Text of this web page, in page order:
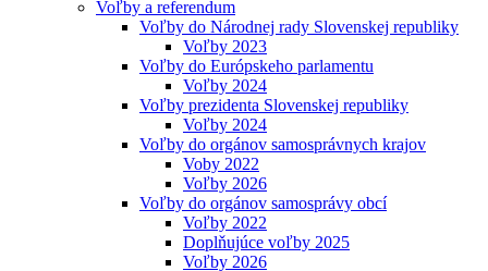
Voľby a referendum
Voľby do Národnej rady Slovenskej republiky
Voľby 2023
Voľby do Európskeho parlamentu
Voľby 2024
Voľby prezidenta Slovenskej republiky
Voľby 2024
Voľby do orgánov samosprávnych krajov
Voby 2022
Voľby 2026
Voľby do orgánov samosprávy obcí
Voľby 2022
Doplňujúce voľby 2025
Voľby 2026